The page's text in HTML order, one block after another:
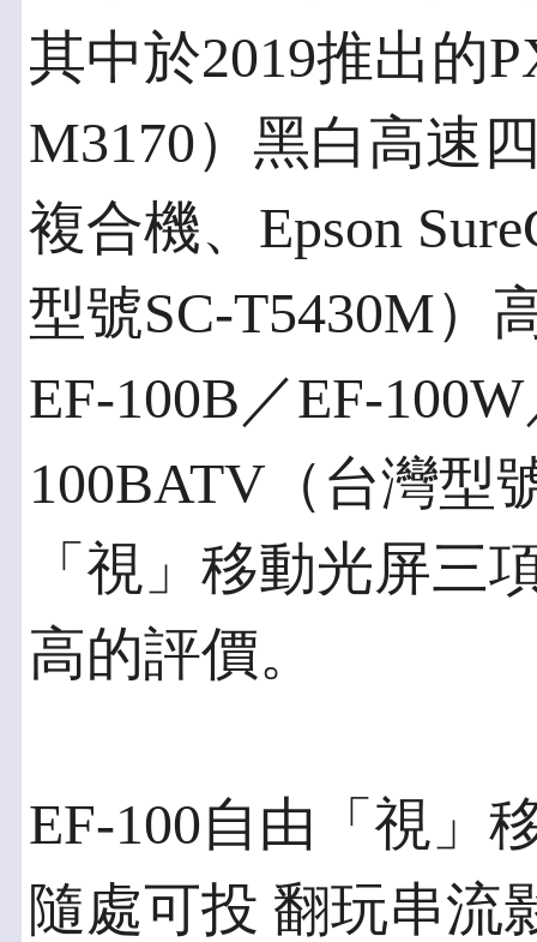
其中於2019推出的
M3170）黑白高速
複合機、Epson
型號SC-T5430M）
EF-100B／EF-
100BATV（台灣型
「視」移動光屏三
高的評價。
EF-100自由「視」
隨處可投 翻玩串流